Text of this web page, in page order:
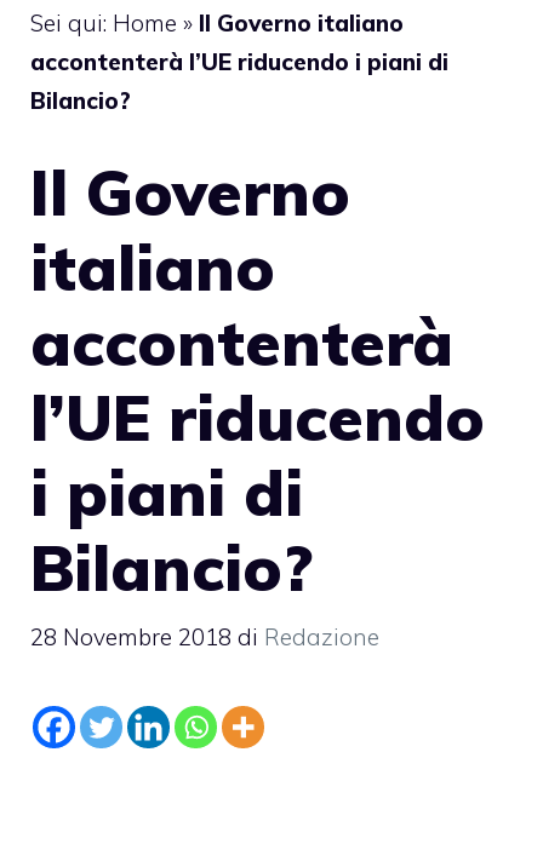
Sei qui: Home » Il Governo italiano
accontenterà l’UE riducendo i piani di
Bilancio?
Il Governo
italiano
accontenterà
l’UE riducendo
i piani di
Bilancio?
28 Novembre 2018 di Redazione